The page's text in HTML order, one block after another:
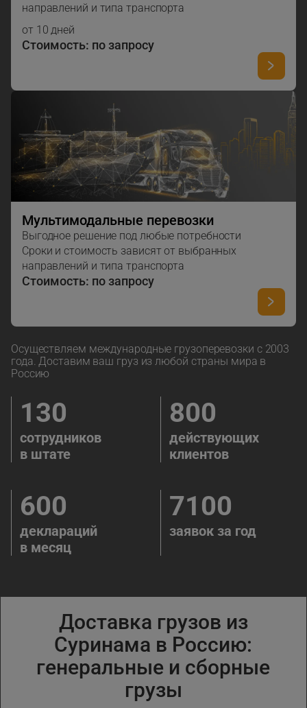
направлений и типа транспорта
от 10 дней
Стоимость: по запросу
Мультимодальные перевозки
Выгодное решение под любые потребности
Сроки и стоимость зависят от выбранных
направлений и типа транспорта
Стоимость: по запросу
Осуществляем международные грузоперевозки с 2003
года. Доставим ваш груз из любой страны мира в
Россию
130
сотрудников
в штате
800
действующих
клиентов
600
деклараций
в месяц
7100
заявок за год
Доставка грузов из
Суринама в Россию:
генеральные и сборные
грузы